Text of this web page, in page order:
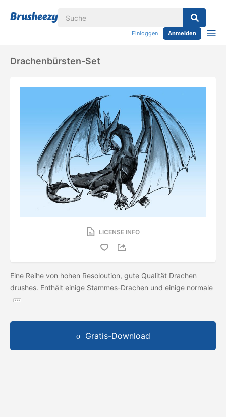
Einloggen Anmelden
Drachenbürsten-Set
LICENSE INFO
Eine Reihe von hohen Resoloution, gute Qualität Drachen
drushes. Enthält einige Stammes-Drachen und einige normale
Gratis-Download